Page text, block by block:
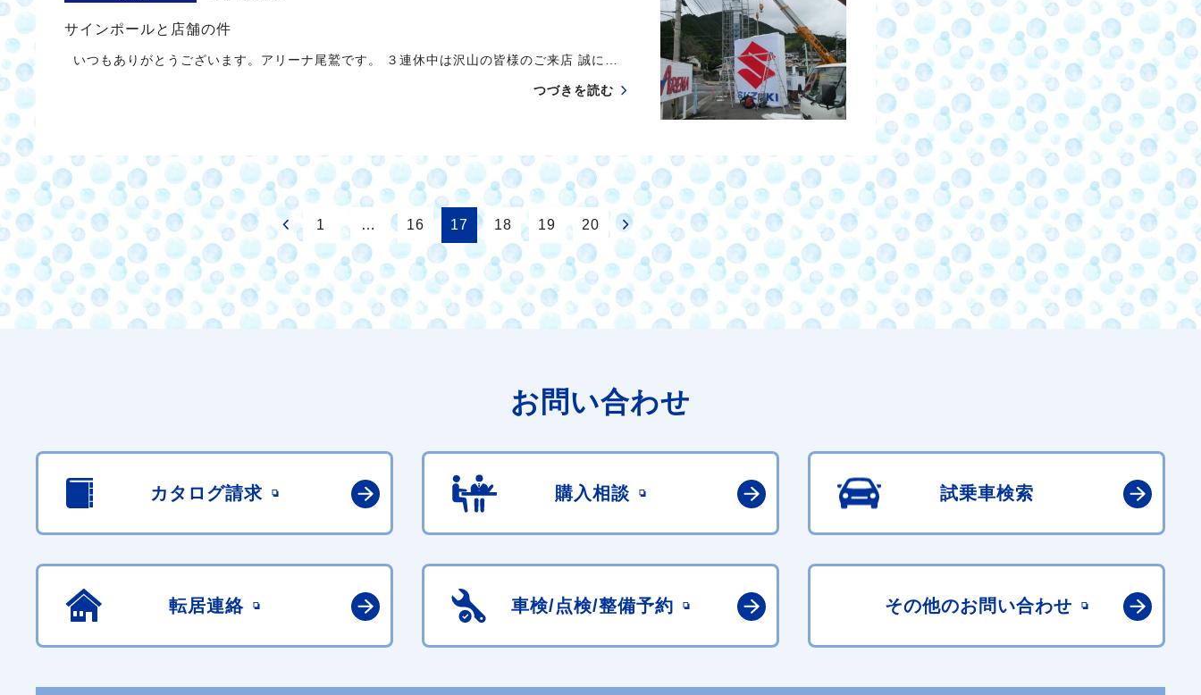
サインポールと店舗の件
いつもありがとうございます。アリーナ尾鷲です。 ３連休中は沢山の皆様のご来店 誠に…
つづきを読む
1 … 16 17 18 19 20
お問い合わせ
カタログ請求 購入相談 試乗車検索
転居連絡 車検/点検/整備予約 その他のお問い合わせ